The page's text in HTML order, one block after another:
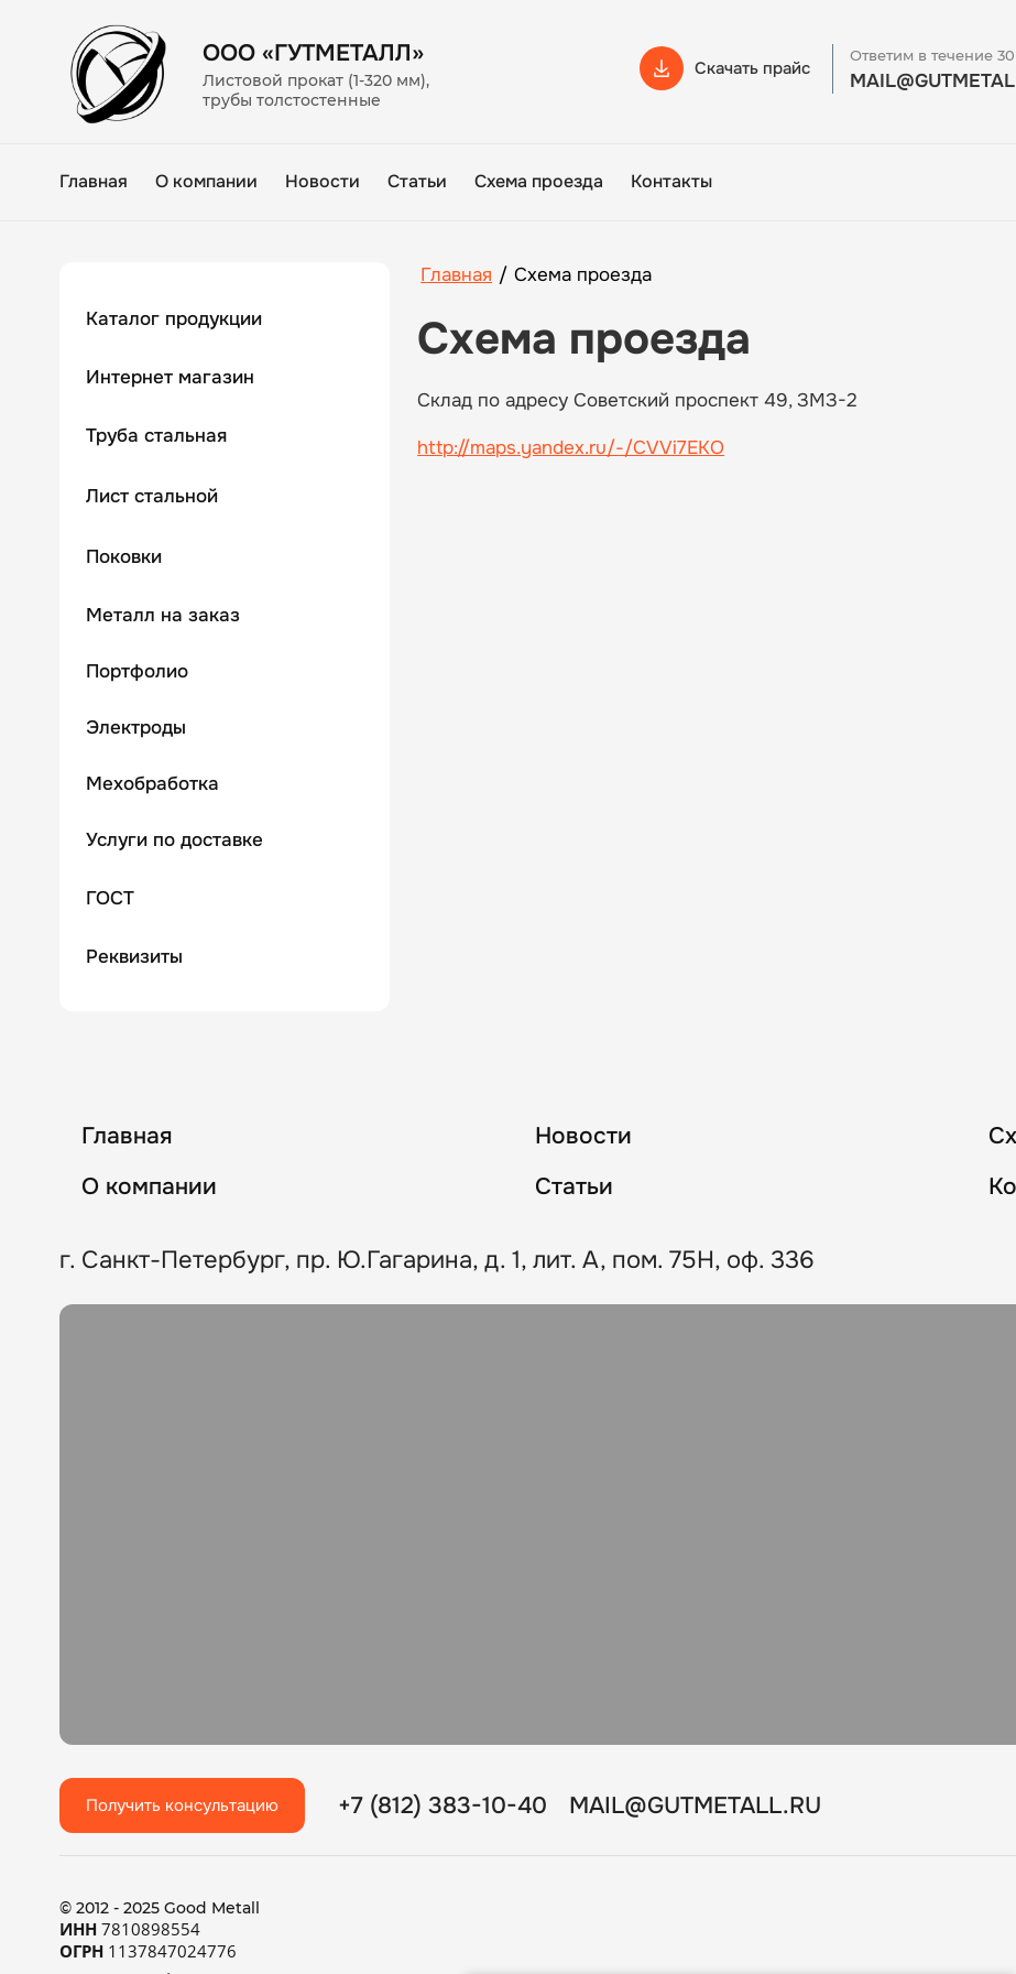
ООО «ГУТМЕТАЛЛ»
Листовой прокат (1-320 мм),
трубы толстостенные
Скачать прайс
Ответим в течение
Главная О компании Новости Статьи Схема проезда Контакты
Каталог продукции
Интернет магазин
Труба стальная
Лист стальной
Поковки
Металл на заказ
Портфолио
Электроды
Мехобработка
Услуги по доставке
ГОСТ
Реквизиты
Главная / Схема проезда
Схема проезда
Склад по адресу Советский проспект 49, ЗМЗ-2
http://maps.yandex.ru/-/CVVi7EKO
Главная
О компании
Новости
Статьи
г. Санкт-Петербург, пр. Ю.Гагарина, д. 1, лит. А, пом. 75Н, оф. 336
Получить консультацию +7 (812) 383-10-40 MAIL@GUTMETALL.RU
© 2012 - 2025 Good Metall
ИНН7810898554
ОГРН1137847024776